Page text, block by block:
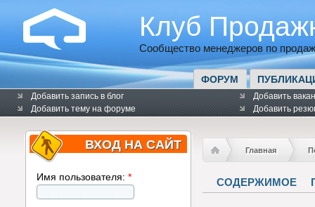
Клуб
Сообщество менеджеров по
ФОРУМ
Добавить запись в блог
Добавить тему на форуме
Добавить
Добавить
ВХОД НА САЙТ
Имя пользователя: *
Главная
СОДЕРЖИМОЕ